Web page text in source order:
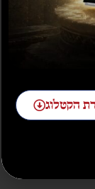
מבצע!
הקטלוג